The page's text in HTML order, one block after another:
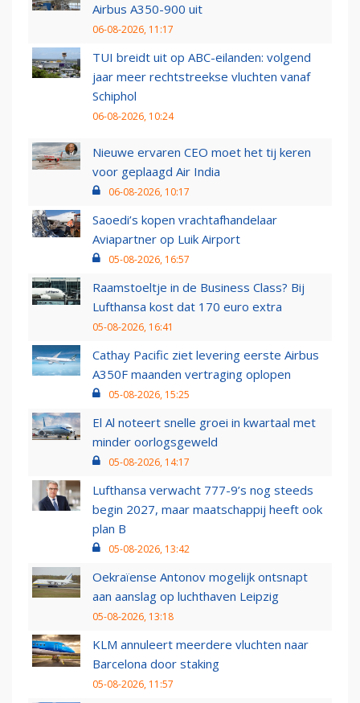
Airbus A350-900 uit
06-08-2026, 11:17
TUI breidt uit op ABC-eilanden: volgend
jaar meer rechtstreekse vluchten vanaf
Schiphol
06-08-2026, 10:24
Nieuwe ervaren CEO moet het tij keren
voor geplaagd Air India
06-08-2026, 10:17
Saoedi’s kopen vrachtafhandelaar
Aviapartner op Luik Airport
05-08-2026, 16:57
Raamstoeltje in de Business Class? Bij
Lufthansa kost dat 170 euro extra
05-08-2026, 16:41
Cathay Pacific ziet levering eerste Airbus
A350F maanden vertraging oplopen
05-08-2026, 15:25
El Al noteert snelle groei in kwartaal met
minder oorlogsgeweld
05-08-2026, 14:17
Lufthansa verwacht 777-9’s nog steeds
begin 2027, maar maatschappij heeft ook
plan B
05-08-2026, 13:42
Oekraïense Antonov mogelijk ontsnapt
aan aanslag op luchthaven Leipzig
05-08-2026, 13:18
KLM annuleert meerdere vluchten naar
Barcelona door staking
05-08-2026, 11:57